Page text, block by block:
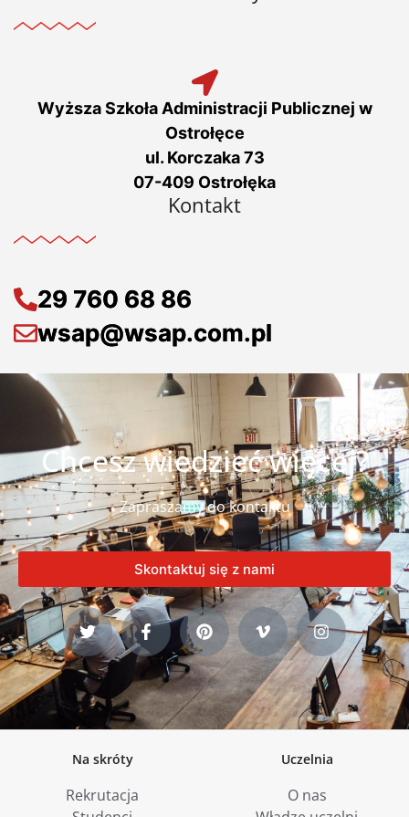
Wyższa Szkoła Administracji Publicznej w
Ostrołęce
ul. Korczaka 73
07-409 Ostrołęka
Kontakt
29 760 68 86
wsap@wsap.com.pl
Chcesz wiedzieć więcej?
Zapraszamy do kontaktu
Skontaktuj się z nami
Na skróty
Rekrutacja
Uczelnia
O nas